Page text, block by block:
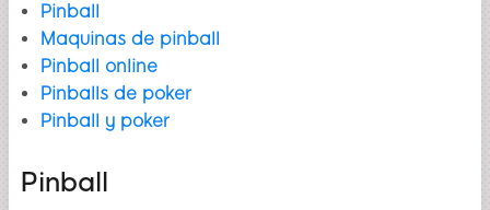
Pinball
Maquinas de pinball
Pinball online
Pinballs de poker
Pinball y poker
Pinball